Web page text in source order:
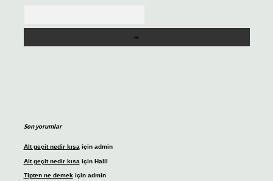
Son yorumlar
Alt geçit nedir kısa için admin
Alt geçit nedir kısa için Halil
Tipten ne demekiçin admin